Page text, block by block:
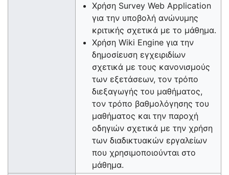
Χρήση Survey Web Application
για την υποβολή ανώνυμης
κριτικής σχετικά με το μάθημα.
Χρήση Wiki Engine για την
δημοσίευση εγχειριδίων
σχετικά με τους κανονισμούς
των εξετάσεων, τον τρόπο
διεξαγωγής του μαθήματος,
τον τρόπο βαθμολόγησης του
μαθήματος και την παροχή
οδηγιών σχετικά με την χρήση
των διαδικτυακών εργαλείων
που χρησιμοποιούνται στο
μάθημα.